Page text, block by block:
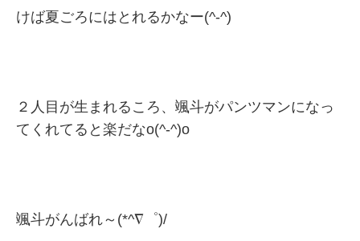
けば夏ごろにはとれるかなー(^-^)
２人目が生まれるころ、颯斗がパンツマンになっ
てくれてると楽だなo(^-^)o
颯斗がんばれ～(*^∇゜)/